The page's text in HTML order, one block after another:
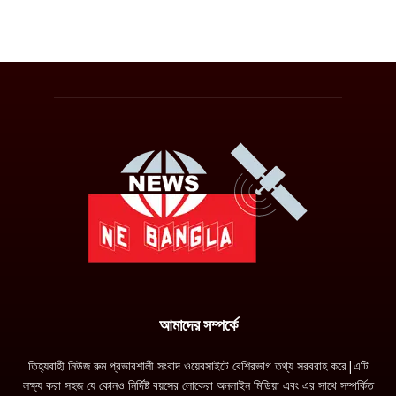
আমাদের সম্পর্কে
তিহ্যবাহী নিউজ রুম প্রভাবশালী সংবাদ ওয়েবসাইটে বেশিরভাগ তথ্য সরবরাহ করে|এটি
লক্ষ্য করা সহজ যে কোনও নির্দিষ্ট বয়সের লোকেরা অনলাইন মিডিয়া এবং এর সাথে সম্পর্কিত